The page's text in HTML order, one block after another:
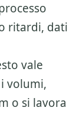
ritardi, dati
vale
volumi,
o si lavora